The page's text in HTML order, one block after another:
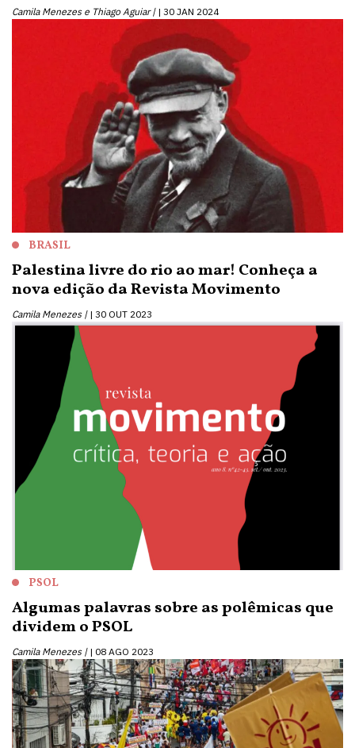
Camila Menezes e Thiago Aguiar | 30 JAN 2024
BRASIL
Palestina livre do rio ao mar! Conheça a
nova edição da Revista Movimento
Camila Menezes | 30 OUT 2023
PSOL
Algumas palavras sobre as polêmicas que
dividem o PSOL
Camila Menezes | 08 AGO 2023